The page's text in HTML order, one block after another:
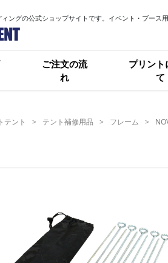
ングの公式ショップサイトです。イベント・ブース
ご注文の流
れ
プリント
て
テント テント補修用品 フレーム